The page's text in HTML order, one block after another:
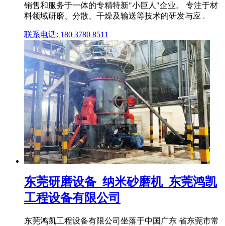
销售和服务于一体的专精特新"小巨人"企业。 专注于材
料领域研磨、分散、干燥及输送等技术的研发与应 .
联系电话: 180 3780 8511
东莞研磨设备_纳米砂磨机_东莞鸿凯
工程设备有限公司
东莞鸿凯工程设备有限公司坐落于中国广东 省东莞市常